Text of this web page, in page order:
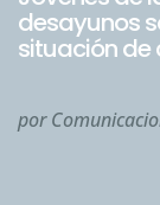
desayunos
situación de
por